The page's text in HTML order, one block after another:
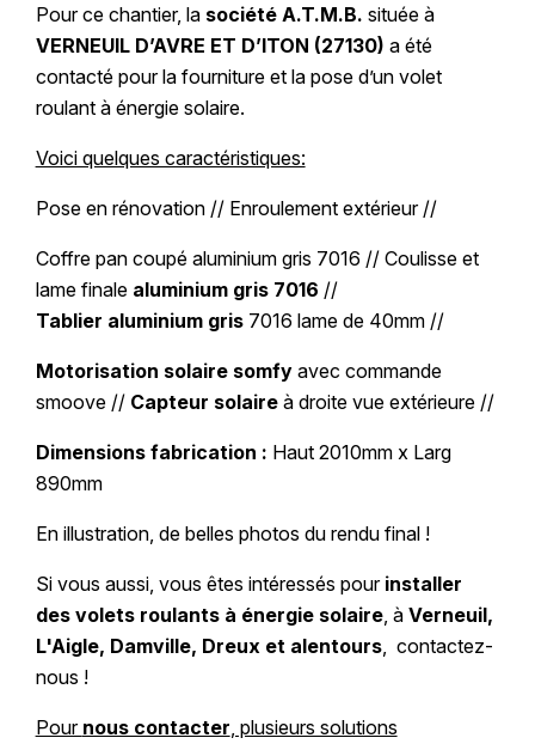
Pour ce chantier, la société A.T.M.B. située à
VERNEUIL D’AVRE ET D’ITON (27130) a été
contacté pour la fourniture et la pose d’un volet
roulant à énergie solaire.
Voici quelques caractéristiques:
Pose en rénovation // Enroulement extérieur //
Coffre pan coupé aluminium gris 7016 // Coulisse et
lame finale aluminium gris 7016 //
Tablier aluminium gris7016 lame de 40mm //
Motorisation solaire somfyavec commande
smoove // Capteur solaireà droite vue extérieure //
Dimensions fabrication : Haut 2010mm x Larg
890mm
En illustration, de belles photos du rendu final !
Si vous aussi, vous êtes intéressés pour installer
des volets roulants à énergie solaire, à Verneuil,
L'Aigle, Damville, Dreux et alentours, contactez-
nous !
Pour nous contacter , plusieurs solutions